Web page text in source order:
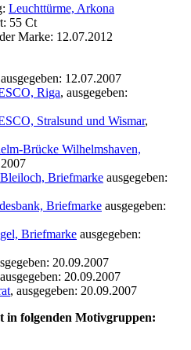
Leuchttürme, Arkona
55 Ct
Marke: 12.07.2012
12.07.2007
Riga, ausgegeben:
Stralsund und Wismar,
Brücke Wilhelmshaven,
Bleiloch, Briefmarke ausgegeben:
Briefmarke ausgegeben:
Briefmarke ausgegeben:
20.09.2007
20.09.2007
, ausgegeben: 20.09.2007
in folgenden Motivgruppen: